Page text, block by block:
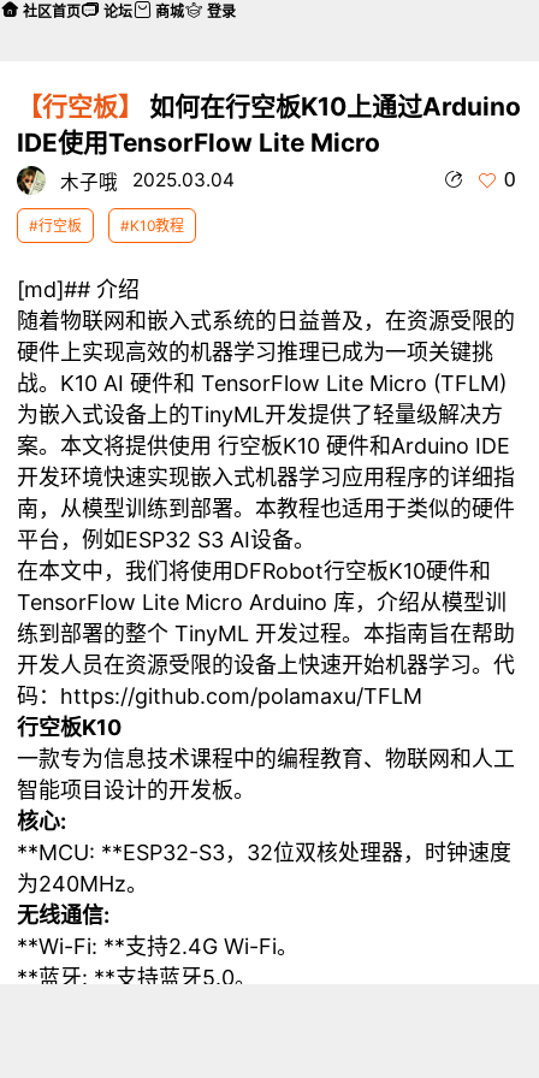
【行空板】
如何在行空板K10上通过Arduino
IDE使用TensorFlow Lite Micro
木子哦 2025.03.04 0
#行空板 #K10教程
[md]## 介绍
随着物联网和嵌入式系统的日益普及，在资源受限的
硬件上实现高效的机器学习推理已成为一项关键挑
战。K10 AI 硬件和 TensorFlow Lite Micro (TFLM)
为嵌入式设备上的TinyML开发提供了轻量级解决方
案。本文将提供使用 行空板K10 硬件和Arduino IDE
开发环境快速实现嵌入式机器学习应用程序的详细指
南，从模型训练到部署。本教程也适用于类似的硬件
平台，例如ESP32 S3 AI设备。
在本文中，我们将使用DFRobot行空板K10硬件和
TensorFlow Lite Micro Arduino 库，介绍从模型训
练到部署的整个 TinyML 开发过程。本指南旨在帮助
开发人员在资源受限的设备上快速开始机器学习。代
码：https://github.com/polamaxu/TFLM
行空板K10
一款专为信息技术课程中的编程教育、物联网和人工
智能项目设计的开发板。
核心:
**MCU: **ESP32-S3，32位双核处理器，时钟速度
为240MHz。
无线通信:
**Wi-Fi: **支持2.4G Wi-Fi。
**蓝牙: **支持蓝牙5.0。
社区首页 论坛 商城 登录